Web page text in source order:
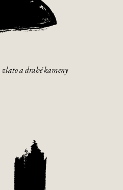
a drahé kameny